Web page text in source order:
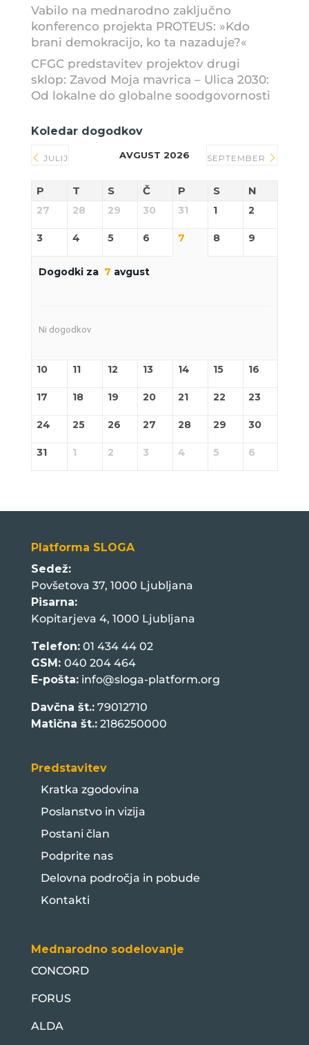
Vabilo na mednarodno zaključno
konferenco projekta PROTEUS: »Kdo
brani demokracijo, ko ta nazaduje?«
CFGC predstavitev projektov drugi
sklop: Zavod Moja mavrica – Ulica 2030:
Od lokalne do globalne soodgovornosti
Koledar dogodkov
JULIJ AVGUST 2026 SEPTEMBER
P T S Č P S N
27 28 29 30 31 1 2
3 4 5 6 7 8 9
Dogodki za 7 avgust
Ni dogodkov
10 11 12 13 14 15 16
17 18 19 20 21 22 23
24 25 26 27 28 29 30
31 1 2 3 4 5 6
Platforma SLOGA
Sedež:
Povšetova 37, 1000 Ljubljana
Pisarna:
Kopitarjeva 4, 1000 Ljubljana
Telefon:01 434 44 02
GSM: 040 204 464
E-pošta: info@sloga-platform.org
Davčna št.:79012710
Matična št.:2186250000
Predstavitev
Kratka zgodovina
Poslanstvo in vizija
Postani član
Podprite nas
Delovna področja in pobude
Kontakti
Mednarodno sodelovanje
CONCORD
FORUS
ALDA